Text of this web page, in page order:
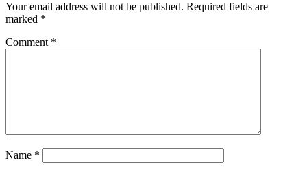
Your email address will not be published. Required fields are
marked *
Comment *
Name *